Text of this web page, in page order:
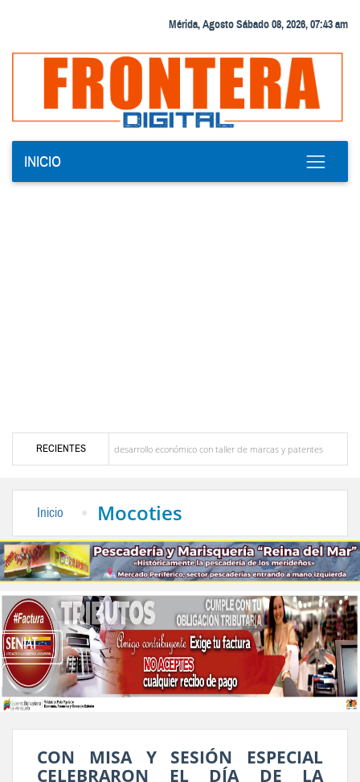
Mérida, Agosto Sábado 08, 2026, 07:43 am
INICIO
RECIENTES
desarrollo económico con taller de marcas y patentes
Dictan MasterClass en
Inicio Mocoties
CON MISA Y SESIÓN ESPECIAL
CELEBRARON EL DÍA DE LA